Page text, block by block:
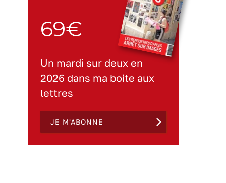
69€
Un mardi sur deux en
2026 dans ma boite aux
lettres
JE M'ABONNE